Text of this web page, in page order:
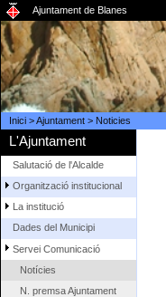
Ajuntament de Blanes
Inici>Ajuntament> Noticies
L'Ajuntament
Salutació de l'Alcalde
Organització institucional
La institució
Dades del Municipi
Servei Comunicació
Notícies
N. premsa Ajuntament